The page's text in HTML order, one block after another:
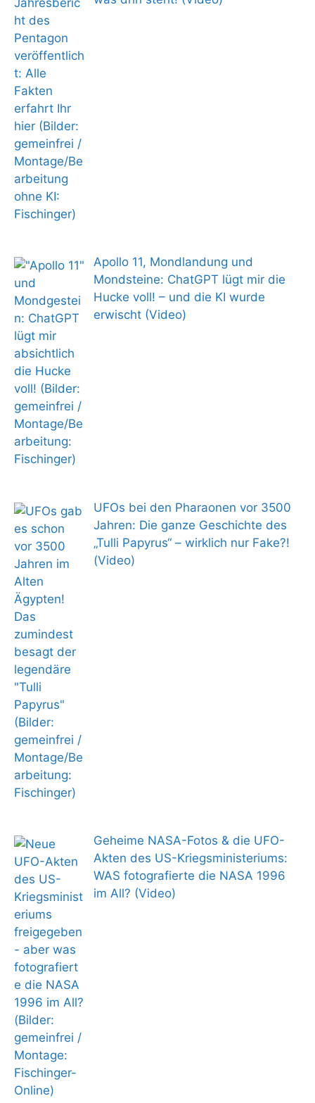
Apollo 11, Mondlandung und
Mondsteine: ChatGPT lügt mir die
Hucke voll! – und die KI wurde
erwischt (Video)
UFOs bei den Pharaonen vor 3500
Jahren: Die ganze Geschichte des
„Tulli Papyrus“ – wirklich nur Fake?!
(Video)
Geheime NASA-Fotos & die UFO-
Akten des US-Kriegsministeriums:
WAS fotografierte die NASA 1996
im All? (Video)